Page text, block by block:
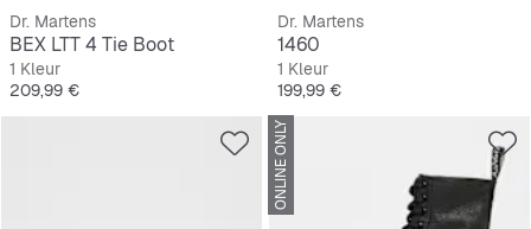
Dr. Martens
BEX LTT 4 Tie Boot
1 Kleur
Prijs
209,99 €
Dr. Martens
1460
1 Kleur
Prijs
199,99 €
ONLINE ONLY